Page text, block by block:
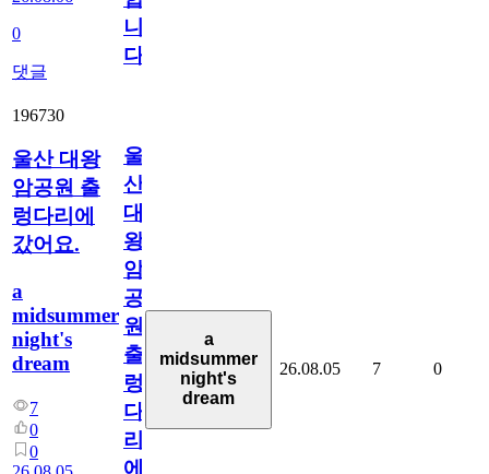
0
댓글
니
다
196730
울산 대왕
암공원 출
렁다리에
갔어요.
a
midsummer
night's
dream
7
0
0
울
산
대
왕
암
공
원
출
렁
다
리
에
a
midsummer
night's
dream
26.08.05 7 0